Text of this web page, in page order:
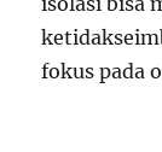
fokus pada